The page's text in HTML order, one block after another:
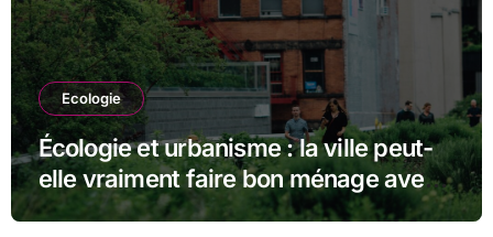
Ecologie
Écologie et urbanisme : la ville peut-
elle vraiment faire bon ménage avec
la nature ?